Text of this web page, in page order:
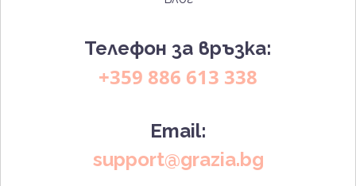
Телефон за връзка:
+359 886 613 338
Email:
support@grazia.bg